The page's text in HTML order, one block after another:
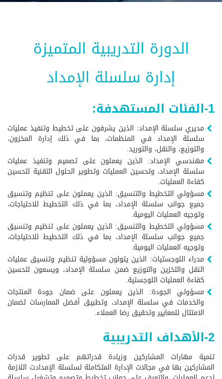
الدورة التدريبية المتميزة
إدارة سلسلة الإمداد
1-الفئات المستهدفة:
مديري سلسلة الإمداد: الذين يشرفون على تخطيط وتنفيذ عمليات
سلسلة الإمداد في المنظمات، بما في ذلك إدارة المخزون،
والتوزيع، والنقل، والتوريد.
مهندسي الإمداد: الذين يعملون على تصميم وتنفيذ عمليات
سلسلة الإمداد، وتحسين العمليات وتطوير الحلول التقنية لتحسين
كفاءة العمليات.
مسؤولي التخطيط والتنسيق: الذين يعملون على تنظيم وتنسيق
جميع جوانب سلسلة الإمداد، بما في ذلك التخطيط للاحتياجات،
وتوجيه العمليات اليومية.
مسؤولي التخطيط والتنسيق: الذين يعملون على تنظيم وتنسيق
جميع جوانب سلسلة الإمداد، بما في ذلك التخطيط للاحتياجات،
وتوجيه العمليات اليومية.
مدراء اللوجستيات: الذين يتولون مسؤولية تنظيم وتنسيق عمليات
النقل والتخزين والتوزيع ضمن سلسلة الإمداد، ويسعون لتحسين
كفاءة العمليات اللوجستية.
مسؤولي الجودة: الذين يعملون على ضمان جودة المنتجات
والخدمات في سلسلة الإمداد، وتطبيق أفضل الممارسات لضمان
الامتثال للمعايير وتحقيق رضا العملاء.
2-الأهداف التدريبية
تنمية مهارات المشاركين وزيادة قدراتهم على تطوير قدرات
المشاركين بها في مجالات الإدارة المتكاملة لسلسلة الإمدادت اللازمة